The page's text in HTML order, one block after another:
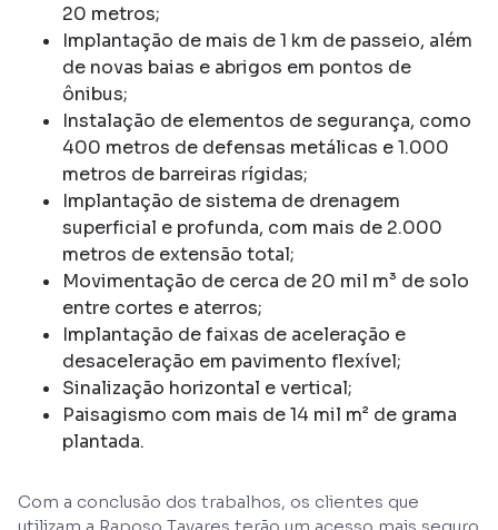
20 metros;
Implantação de mais de 1 km de passeio, além
de novas baias e abrigos em pontos de
ônibus;
Instalação de elementos de segurança, como
400 metros de defensas metálicas e 1.000
metros de barreiras rígidas;
Implantação de sistema de drenagem
superficial e profunda, com mais de 2.000
metros de extensão total;
Movimentação de cerca de 20 mil m³ de solo
entre cortes e aterros;
Implantação de faixas de aceleração e
desaceleração em pavimento flexível;
Sinalização horizontal e vertical;
Paisagismo com mais de 14 mil m² de grama
plantada.
Com a conclusão dos trabalhos, os clientes que